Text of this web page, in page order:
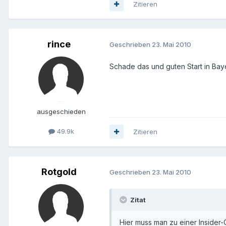
Zitieren
rince
ausgeschieden
49.9k
Geschrieben 23. Mai 2010
Schade das und guten Start in
Zitieren
Rotgold Geschrieben 23. Mai 2010
Zitat
Hier muss man zu einer Insider-